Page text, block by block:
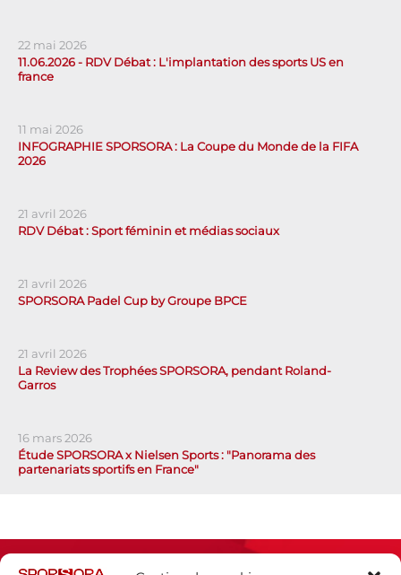
22 mai 2026
11.06.2026 - RDV Débat : L'implantation des sports US en
france
11 mai 2026
INFOGRAPHIE SPORSORA : La Coupe du Monde de la FIFA
2026
21 avril 2026
RDV Débat : Sport féminin et médias sociaux
21 avril 2026
SPORSORA Padel Cup by Groupe BPCE
21 avril 2026
La Review des Trophées SPORSORA, pendant Roland-
Garros
16 mars 2026
Étude SPORSORA x Nielsen Sports : "Panorama des
partenariats sportifs en France"